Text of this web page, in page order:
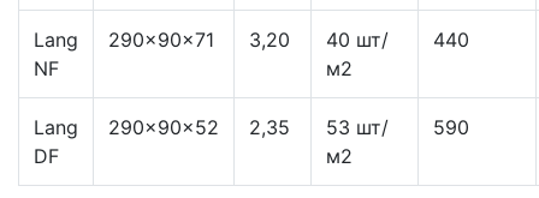
Lang
NF
290×90×71 3,20
40 шт/
м2
440
Lang
DF
290×90×52 2,35
53 шт/
м2
590